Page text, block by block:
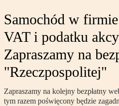
Samochód w
VAT i podatku
Zapraszamy na
"Rzeczpospolitej"
Zapraszamy na kolejny bezpłatny
tym razem poświęcony będzie